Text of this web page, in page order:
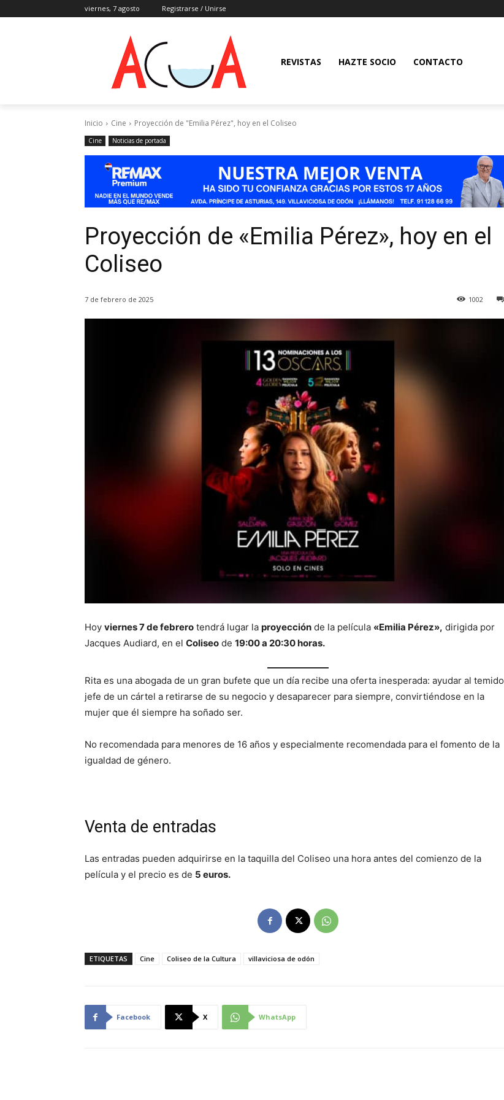
viernes, 7 agosto Registrarse / Unirse
REVISTAS HAZTE SOCIO CONTACTO
Inicio Cine Proyección de "Emilia Pérez", hoy en el Coliseo
Cine Noticias de portada
Proyección de «Emilia Pérez», hoy en el
Coliseo
7 de febrero de 2025 1002
Hoy viernes 7 de febrero tendrá lugar la proyección de la película «Emilia Pérez», dirigida por
Jacques Audiard, en el Coliseo de 19:00 a 20:30 horas.
Rita es una abogada de un gran bufete que un día recibe una oferta inesperada: ayudar al temido
jefe de un cártel a retirarse de su negocio y desaparecer para siempre, convirtiéndose en la
mujer que él siempre ha soñado ser.
No recomendada para menores de 16 años y especialmente recomendada para el fomento de la
igualdad de género.
Venta de entradas
Las entradas pueden adquirirse en la taquilla del Coliseo una hora antes del comienzo de la
película y el precio es de 5 euros.
ETIQUETAS Cine Coliseo de la Cultura villaviciosa de odón
Facebook X WhatsApp